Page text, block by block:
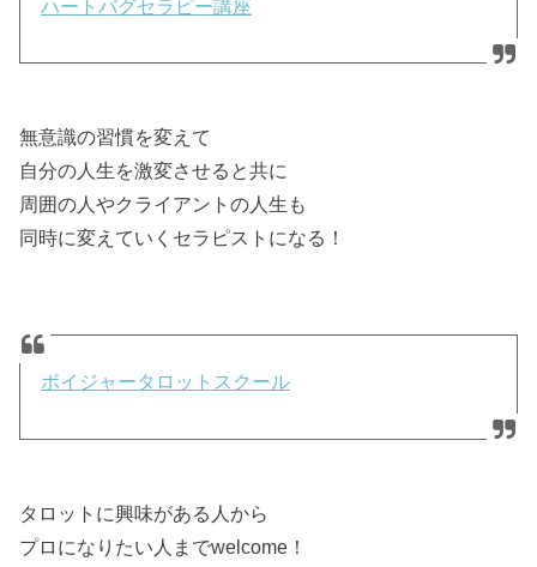
ハートバグセラピー講座
無意識の習慣を変えて
自分の人生を激変させると共に
周囲の人やクライアントの人生も
同時に変えていくセラピストになる！
ボイジャータロットスクール
タロットに興味がある人から
プロになりたい人までwelcome！